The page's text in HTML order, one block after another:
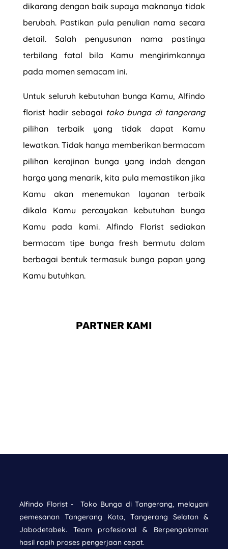
dikarang dengan baik supaya maknanya tidak
berubah. Pastikan pula penulian nama secara
detail. Salah penyusunan nama pastinya
terbilang fatal bila Kamu mengirimkannya
pada momen semacam ini.
Untuk seluruh kebutuhan bunga Kamu, Alfindo
florist hadir sebagai toko bunga di tangerang
pilihan terbaik yang tidak dapat Kamu
lewatkan. Tidak hanya memberikan bermacam
pilihan kerajinan bunga yang indah dengan
harga yang menarik, kita pula memastikan jika
Kamu akan menemukan layanan terbaik
dikala Kamu percayakan kebutuhan bunga
Kamu pada kami. Alfindo Florist sediakan
bermacam tipe bunga fresh bermutu dalam
berbagai bentuk termasuk bunga papan yang
Kamu butuhkan.
PARTNER KAMI
Alfindo Florist - Toko Bunga di Tangerang, melayani
pemesanan Tangerang Kota, Tangerang Selatan &
Jabodetabek. Team profesional & Berpengalaman
hasil rapih proses pengerjaan cepat.